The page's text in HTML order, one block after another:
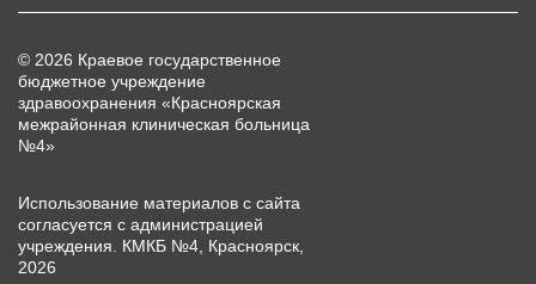
© 2026 Краевое государственное
бюджетное учреждение
здравоохранения «Красноярская
межрайонная клиническая больница
№4»
Использование материалов с сайта
согласуется с администрацией
учреждения. КМКБ №4, Красноярск,
2026